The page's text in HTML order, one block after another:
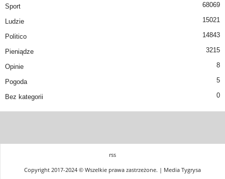
Sport 68069
Ludzie 15021
Politico 14843
Pieniądze 3215
Opinie 8
Pogoda 5
Bez kategorii 0
rss
Copyright 2017-2024 © Wszelkie prawa zastrzeżone. | Media Tygrysa